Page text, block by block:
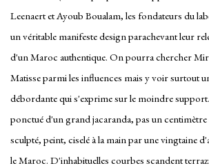
Leenaert et Ayoub Boualam, les fondateurs du
un véritable manifeste design parachevant leur
d'un Maroc authentique. On pourra chercher
Matisse parmi les influences mais y voir surtout
débordante qui s'exprime sur le moindre
ponctué d'un grand jacaranda, pas un
sculpté, peint, ciselé à la main par une vingtaine
le Maroc. D'inhabituelles courbes scandent